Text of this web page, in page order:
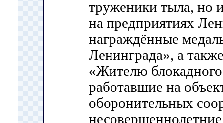
труженики тыла, но
на предприятиях
награждённые
Ленинграда», а
«Жителю
работавшие на
оборонительных